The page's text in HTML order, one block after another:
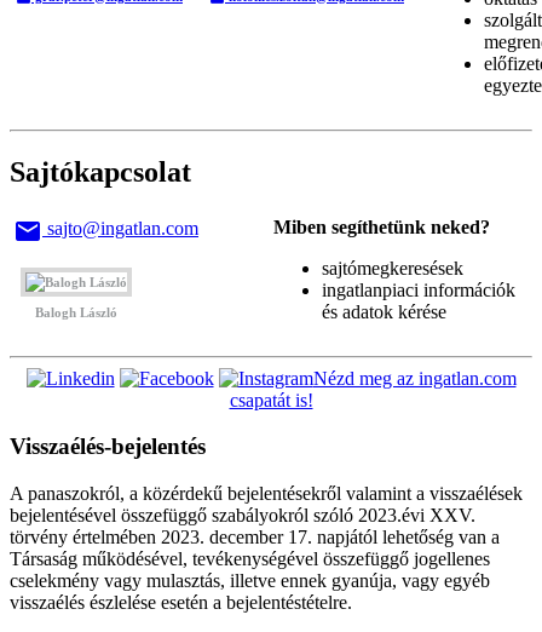
Sajtókapcsolat
email sajto@ingatlan.com
Balogh László
Miben segíthetünk neked?
sajtómegkeresések
ingatlanpiaci információk
és adatok kérése
Nézd meg az ingatlan.com
csapatát is!
Visszaélés-bejelentés
A panaszokról, a közérdekű bejelentésekről valamint a visszaélések
bejelentésével összefüggő szabályokról szóló 2023.évi XXV.
törvény értelmében 2023. december 17. napjától lehetőség van a
Társaság működésével, tevékenységével összefüggő jogellenes
cselekmény vagy mulasztás, illetve ennek gyanúja, vagy egyéb
visszaélés észlelése esetén a bejelentéstételre.